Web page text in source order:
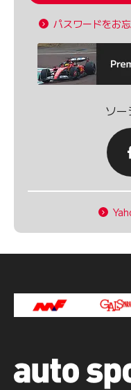
パスワードをお
ソ